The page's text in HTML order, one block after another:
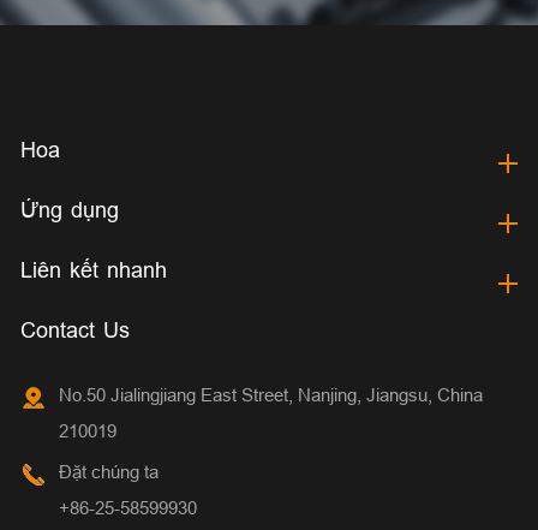
Hoa
Ứng dụng
Liên kết nhanh
Contact Us
No.50 Jialingjiang East Street, Nanjing, Jiangsu, China
210019
Đặt chúng ta
+86-25-58599930